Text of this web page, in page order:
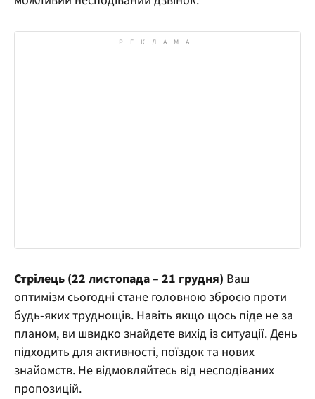
Стрілець (22 листопада – 21 грудня) Ваш
оптимізм сьогодні стане головною зброєю проти
будь-яких труднощів. Навіть якщо щось піде не за
планом, ви швидко знайдете вихід із ситуації. День
підходить для активності, поїздок та нових
знайомств. Не відмовляйтесь від несподіваних
пропозицій.